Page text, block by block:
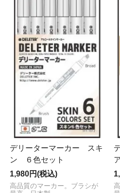
デリーターマーカー スキ
ン ６色セット
1,980円(税込)
高品質のマーカー。ブラシが